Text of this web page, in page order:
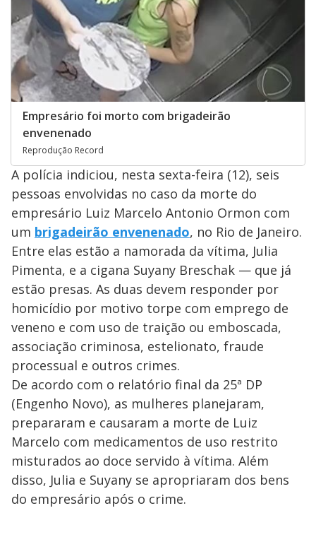
Empresário foi morto com brigadeirão
envenenado
Reprodução Record
A polícia indiciou, nesta sexta-feira (12), seis
pessoas envolvidas no caso da morte do
empresário Luiz Marcelo Antonio Ormon com
um brigadeirão envenenado, no Rio de Janeiro.
Entre elas estão a namorada da vítima, Julia
Pimenta, e a cigana Suyany Breschak — que já
estão presas. As duas devem responder por
homicídio por motivo torpe com emprego de
veneno e com uso de traição ou emboscada,
associação criminosa, estelionato, fraude
processual e outros crimes.
De acordo com o relatório final da 25ª DP
(Engenho Novo), as mulheres planejaram,
prepararam e causaram a morte de Luiz
Marcelo com medicamentos de uso restrito
misturados ao doce servido à vítima. Além
disso, Julia e Suyany se apropriaram dos bens
do empresário após o crime.